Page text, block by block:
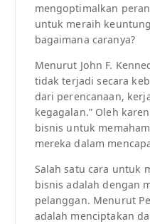
mengoptimalkan
untuk meraih
bagaimana caranya?
Menurut John F.
tidak terjadi secara
dari perencanaan,
kegagalan.” Oleh
bisnis untuk
mereka dalam
Salah satu cara untuk
bisnis adalah dengan
pelanggan. Menurut
adalah menciptakan